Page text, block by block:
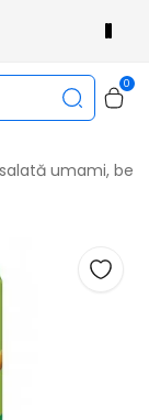
0
umami,